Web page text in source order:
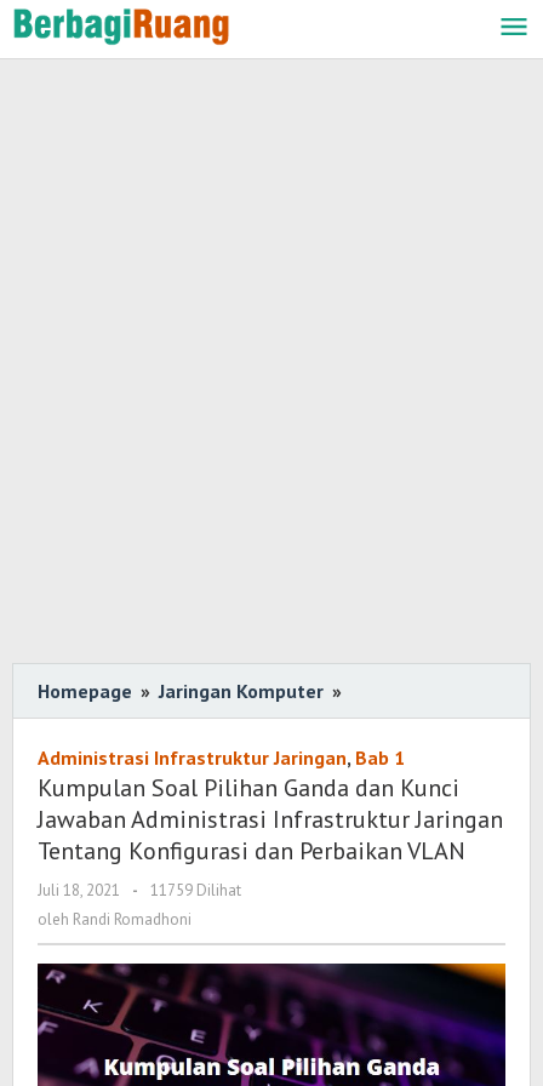
Lewati
ke
Homepage » Jaringan Komputer »
Soal
Pilihan
Ganda
dan
Kunci
Jawaban
Jaringan
Tentang
Konfigurasi
dan
Perbaikan
Administrasi Infrastruktur Jaringan, Bab 1
Kumpulan Soal Pilihan Ganda dan Kunci
Jawaban Administrasi Infrastruktur Jaringan
Tentang Konfigurasi dan Perbaikan VLAN
Juli 18, 2021
oleh
Randi
-
11759 Dilihat
oleh Randi Romadhoni